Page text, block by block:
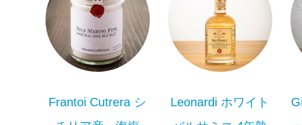
Frantoi Cutrera シ
Leonardi ホワイト